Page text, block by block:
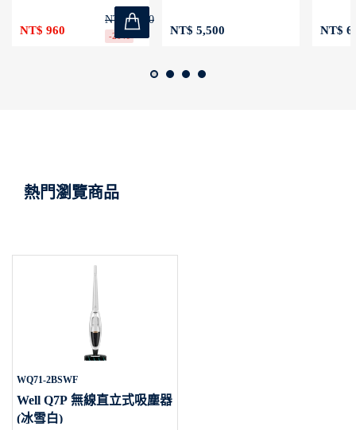
NT$ 960
NT$ 1,200
-20% NT$ 5,500 NT$
熱門瀏覽商品
WQ71-2BSWF
Well Q7P 無線直立式吸塵器
(冰雪白)